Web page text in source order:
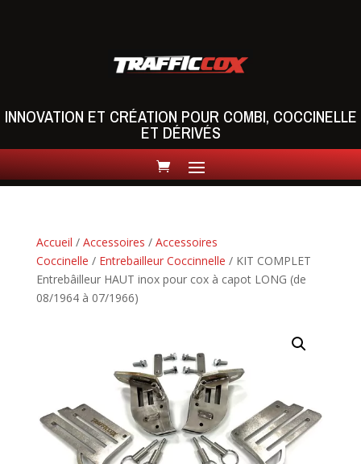
INNOVATION ET CRÉATION POUR COMBI, COCCINELLE
ET DÉRIVÉS
Accueil / Accessoires / Accessoires
Coccinelle / Entrebailleur Coccinnelle / KIT COMPLET
Entrebâilleur HAUT inox pour cox à capot LONG (de
08/1964 à 07/1966)